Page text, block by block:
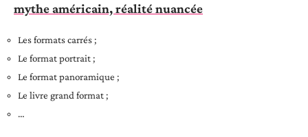
mythe américain, réalité nuancée
Les formats carrés ;
Le format portrait ;
Le format panoramique ;
Le livre grand format ;
…